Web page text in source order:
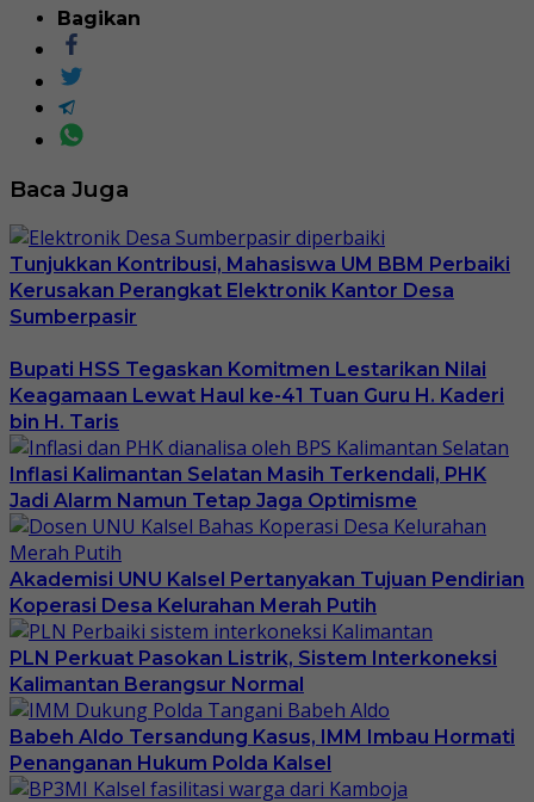
Bagikan
Baca Juga
Tunjukkan Kontribusi, Mahasiswa UM BBM Perbaiki
Kerusakan Perangkat Elektronik Kantor Desa
Sumberpasir
Bupati HSS Tegaskan Komitmen Lestarikan Nilai
Keagamaan Lewat Haul ke-41 Tuan Guru H. Kaderi
bin H. Taris
Inflasi Kalimantan Selatan Masih Terkendali, PHK
Jadi Alarm Namun Tetap Jaga Optimisme
Akademisi UNU Kalsel Pertanyakan Tujuan Pendirian
Koperasi Desa Kelurahan Merah Putih
PLN Perkuat Pasokan Listrik, Sistem Interkoneksi
Kalimantan Berangsur Normal
Babeh Aldo Tersandung Kasus, IMM Imbau Hormati
Penanganan Hukum Polda Kalsel